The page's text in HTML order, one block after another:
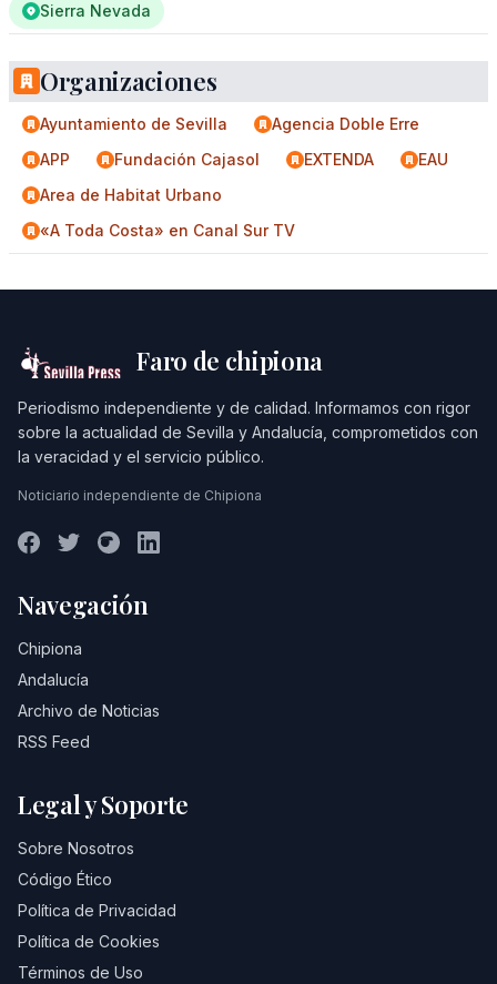
Sierra Nevada
Organizaciones
Ayuntamiento de Sevilla
Agencia Doble Erre
APP
Fundación Cajasol EXTENDA
EAU
Area de Habitat Urbano
«A Toda Costa» en Canal Sur TV
Faro de chipiona
Periodismo independiente y de calidad. Informamos con rigor
sobre la actualidad de Sevilla y Andalucía, comprometidos con
la veracidad y el servicio público.
Noticiario independiente de Chipiona
Navegación
Chipiona
Andalucía
Archivo de Noticias
RSS Feed
Legal y Soporte
Sobre Nosotros
Código Ético
Política de Privacidad
Política de Cookies
Términos de Uso